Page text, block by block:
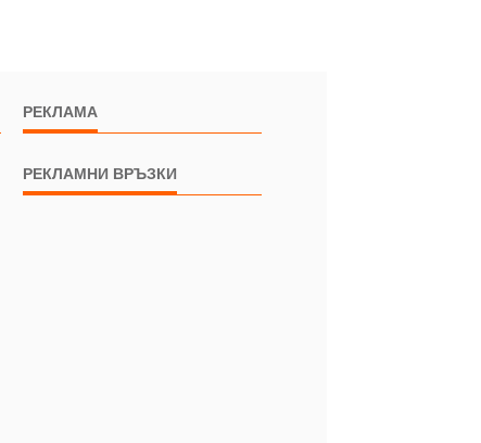
РЕКЛАМА
РЕКЛАМНИ ВРЪЗКИ